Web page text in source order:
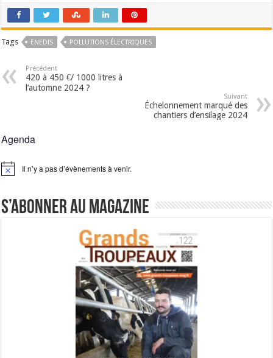
Tags ENEDIS POLLUTIONS ÉLECTRIQUES
Précédent
420 à 450 €/ 1000 litres à
l’automne 2024 ?
Suivant
Échelonnement marqué des
chantiers d’ensilage 2024
Agenda
Notice Il n’y a pas d’évènements à venir.
S’abonner au magazine